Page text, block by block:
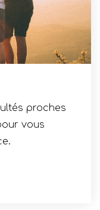
proches
vous